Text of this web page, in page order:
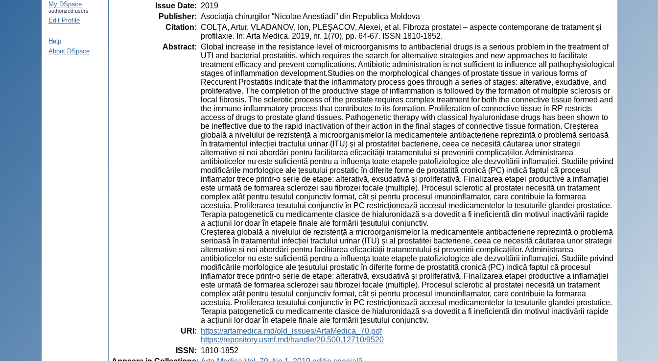
My DSpace
authorized users
Edit Profile
Help
About DSpace
Issue Date: 2019
Publisher: Asociaţia chirurgilor “Nicolae Anestiadi” din Republica Moldova
Citation: COLȚA, Artur, VLADANOV, Ion, PLEŞACOV, Alexei, et al. Fibroza prostatei – aspecte contemporane de tratament și
profilaxie. In: Arta Medica. 2019, nr. 1(70), pp. 64-67. ISSN 1810-1852.
Abstract: Global increase in the resistance level of microorganisms to antibacterial drugs is a serious problem in the treatment of
UTI and bacterial prostatitis, which requires the search for alternative strategies and new approaches to facilitate
treatment efficacy and prevent complications. Antibiotic administration is not sufficient to influence all pathophysiological
stages of inflammation development.Studies on the morphological changes of prostate tissue in various forms of
Reccurent Prostatitis indicate that the inflammatory process goes through a series of stages: alterative, exudative, and
proliferative. The completion of the productive stage of inflammation is followed by the formation of multiple sclerosis or
local fibrosis. The sclerotic process of the prostate requires complex treatment for both the connective tissue formed and
the immune-inflammatory process that contributes to its formation. Proliferation of connective tissue in RP restricts
access of drugs to prostate gland tissues. Pathogenetic therapy with classical hyaluronidase drugs has been shown to
be ineffective due to the rapid inactivation of their action in the final stages of connective tissue formation. Creșterea
globală a nivelului de rezistență a microorganismelor la medicamentele antibacteriene reprezintă o problemă serioasă
în tratamentul infecției tractului urinar (ITU) și al prostatitei bacteriene, ceea ce necesită căutarea unor strategii
alternative și noi abordări pentru facilitarea eficacităţii tratamentului și prevenirii complicațiilor. Administrarea
antibioticelor nu este suficientă pentru a influenţa toate etapele patofiziologice ale dezvoltării inflamației. Studiile privind
modificările morfologice ale țesutului prostatic în diferite forme de prostatită cronică (PC) indică faptul că procesul
inflamator trece printr-o serie de etape: alterativă, exsudativă și proliferativă. Finalizarea etapei productive a inflamației
este urmată de formarea sclerozei sau fibrozei focale (multiple). Procesul sclerotic al prostatei necesită un tratament
complex atât pentru țesutul conjunctiv format, cât și penrtu procesul imunoinflamator, care contribuie la formarea
acestuia. Proliferarea țesutului conjunctiv în PC restricţionează accesul medicamentelor la țesuturile glandei prostatice.
Terapia patogenetică cu medicamente clasice de hialuronidază s-a dovedit a fi ineficientă din motivul inactivării rapide
a acțiunii lor doar în etapele finale ale formării țesutului conjunctiv.
Creșterea globală a nivelului de rezistență a microorganismelor la medicamentele antibacteriene reprezintă o problemă
serioasă în tratamentul infecției tractului urinar (ITU) și al prostatitei bacteriene, ceea ce necesită căutarea unor strategii
alternative și noi abordări pentru facilitarea eficacităţii tratamentului și prevenirii complicațiilor. Administrarea
antibioticelor nu este suficientă pentru a influenţa toate etapele patofiziologice ale dezvoltării inflamației. Studiile privind
modificările morfologice ale țesutului prostatic în diferite forme de prostatită cronică (PC) indică faptul că procesul
inflamator trece printr-o serie de etape: alterativă, exsudativă și proliferativă. Finalizarea etapei productive a inflamației
este urmată de formarea sclerozei sau fibrozei focale (multiple). Procesul sclerotic al prostatei necesită un tratament
complex atât pentru țesutul conjunctiv format, cât și penrtu procesul imunoinflamator, care contribuie la formarea
acestuia. Proliferarea țesutului conjunctiv în PC restricţionează accesul medicamentelor la țesuturile glandei prostatice.
Terapia patogenetică cu medicamente clasice de hialuronidază s-a dovedit a fi ineficientă din motivul inactivării rapide
a acțiunii lor doar în etapele finale ale formării țesutului conjunctiv.
URI :
https://artamedica.md/old_issues/ArtaMedica_70.pdf
https://repository.usmf.md/handle/20.500.12710/9520
ISSN : 1810-1852